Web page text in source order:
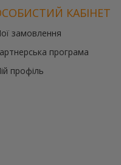
КАБІНЕТ
замовлення
програма
профіль